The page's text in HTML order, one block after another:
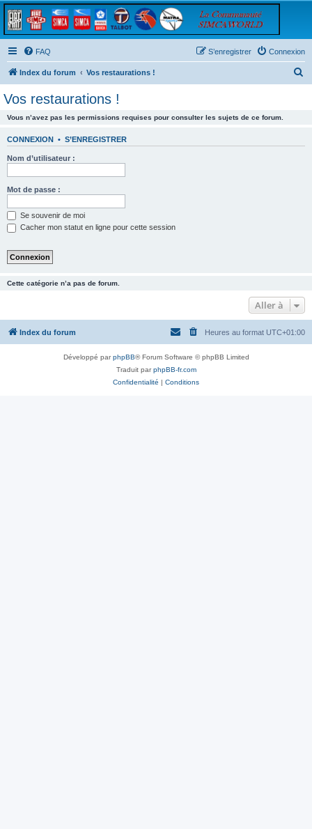
FAQ Connexion
S’enregistrer
Index du forum Vos restaurations !
Vos restaurations !
Vous n’avez pas les permissions requises pour consulter les sujets de ce forum.
CONNEXION • S’ENREGISTRER
Nom d’utilisateur :
Mot de passe :
Se souvenir de moi
Cacher mon statut en ligne pour cette session
Cette catégorie n’a pas de forum.
Aller à
Index du forum Heures au format UTC+01:00
Développé parphpBB® Forum Software © phpBB Limited
Traduit parphpBB-fr.com
Confidentialité | Conditions